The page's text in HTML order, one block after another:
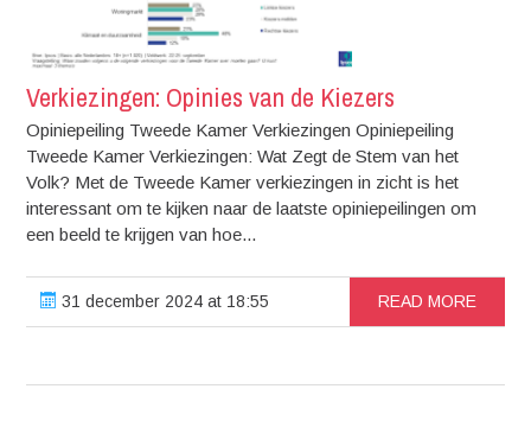
Verkiezingen: Opinies van de Kiezers
Opiniepeiling Tweede Kamer Verkiezingen Opiniepeiling
Tweede Kamer Verkiezingen: Wat Zegt de Stem van het
Volk? Met de Tweede Kamer verkiezingen in zicht is het
interessant om te kijken naar de laatste opiniepeilingen om
een beeld te krijgen van hoe...
31 december 2024 at 18:55 READ MORE